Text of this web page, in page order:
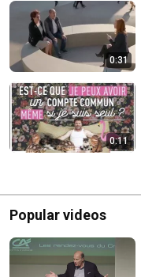
0:31
0:11
Popular videos